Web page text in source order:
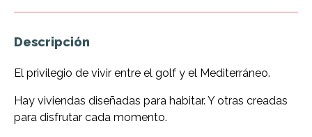
Descripción
El privilegio de vivir entre el golf y el Mediterráneo.
Hay viviendas diseñadas para habitar. Y otras creadas
para disfrutar cada momento.